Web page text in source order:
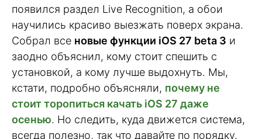
появился раздел Live Recognition, а обои
научились красиво выезжать поверх экрана.
Собрал все новые функции iOS 27 beta 3 и
заодно объяснил, кому стоит спешить с
установкой, а кому лучше выдохнуть. Мы,
кстати, подробно объясняли, почему не
стоит торопиться качать iOS 27 даже
осенью. Но следить, куда движется система,
всегда полезно, так что давайте по порядку.